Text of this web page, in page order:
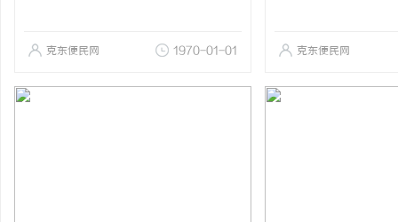
克东便民网 1970-01-01 克东便民网